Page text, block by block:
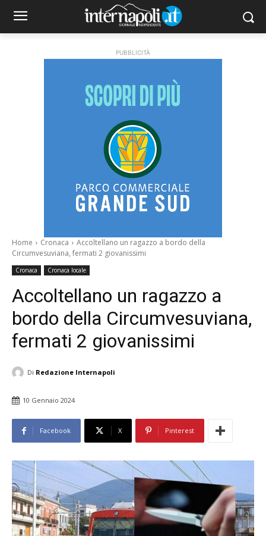
PUBBLICITÀ
Home Cronaca
Accoltellano un ragazzo a bordo della
Circumvesuviana, fermati 2 giovanissimi
Cronaca Cronaca locale
Accoltellano un ragazzo a
bordo della Circumvesuviana,
fermati 2 giovanissimi
Di Redazione Internapoli
10 Gennaio 2024
Facebook X Pinterest